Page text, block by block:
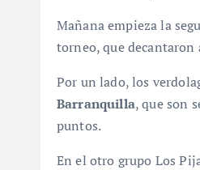
Mañana empieza la
torneo, que
Por un lado, los
Barranquilla, que son
puntos.
En el otro grupo Los